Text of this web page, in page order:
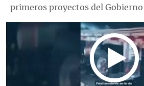
primeros proyectos del Gobierno